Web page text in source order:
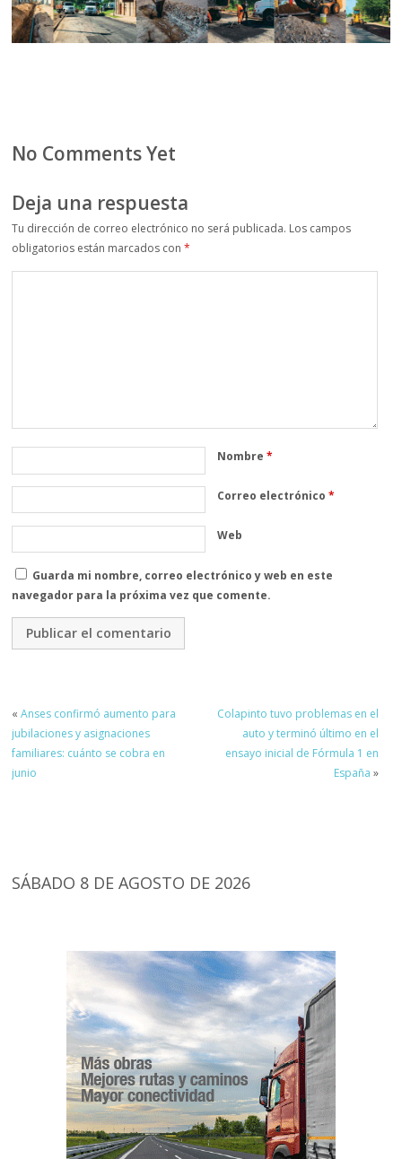
No Comments Yet
Deja una respuesta
Tu dirección de correo electrónico no será publicada. Los campos
obligatorios están marcados con*
Nombre*
Correo electrónico*
Web
Guarda mi nombre, correo electrónico y web en este
navegador para la próxima vez que comente.
«Anses confirmó aumento para
jubilaciones y asignaciones
familiares: cuánto se cobra en
junio
Colapinto tuvo problemas en el
auto y terminó último en el
ensayo inicial de Fórmula 1 en
España »
SÁBADO 8 DE AGOSTO DE 2026